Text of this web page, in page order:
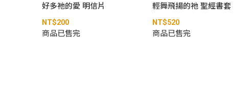
好多祂的愛 明信片
NT$200
商品已售完
輕舞飛揚的祂 聖經書套
NT$520
商品已售完